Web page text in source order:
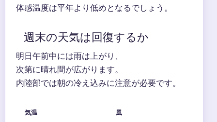
体感温度は平年より低めとなるでしょう。
週末の天気は回復するか
明日午前中には雨は上がり、
次第に晴れ間が広がります。
内陸部では朝の冷え込みに注意が必要です。
気温 風